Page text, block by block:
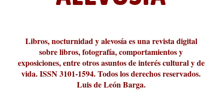
Liber 2026 al Fomento de la Le...
Revista Cultural Turia, númer...
10.000 pasos al día? Lo que d...
paisajística del mar de Sicil...
París
metafísicos de la novela ne...
Libros, nocturnidad y alevosía es una revista digital
sobre libros, fotografía, comportamientos y
exposiciones, entre otros asuntos de interés cultural y de
vida. ISSN 3101-1594. Todos los derechos reservados.
Luis de León Barga.